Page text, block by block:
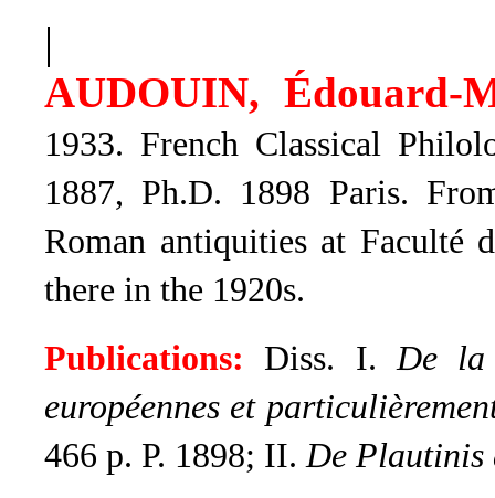
|
AUDOUIN, Édouard-
1933. French Classical
1887, Ph.D. 1898 Paris.
Roman antiquities at Faculté
there in the 1920s.
Publications: Diss. I.De la
européennes et
466 p. P. 1898; II.De Plautinis